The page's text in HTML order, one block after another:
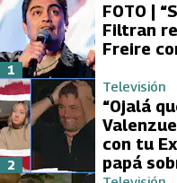
FOTO |
Filtran
Freire
1
Televisión
“Ojalá
con tu
papá
2